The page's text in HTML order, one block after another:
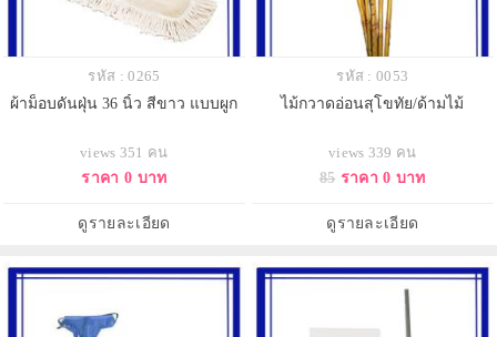
รหัส : 0265
ผ้าม็อบดันฝุ่น 36 นิ้ว สีขาว แบบผูก
views 351 คน
ราคา 0 บาท
ดูรายละเอียด
รหัส : 0053
ไม้กวาดอ่อนสุโขทัย/ด้ามไม้
views 339 คน
85 ราคา 0 บาท
ดูรายละเอียด